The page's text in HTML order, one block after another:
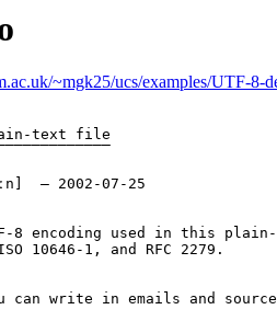
~mgk25/ucs/examples/UTF-8-
text file
— 2002-07-25
8 encoding used in this
10646-1, and RFC 2279.
can write in emails and